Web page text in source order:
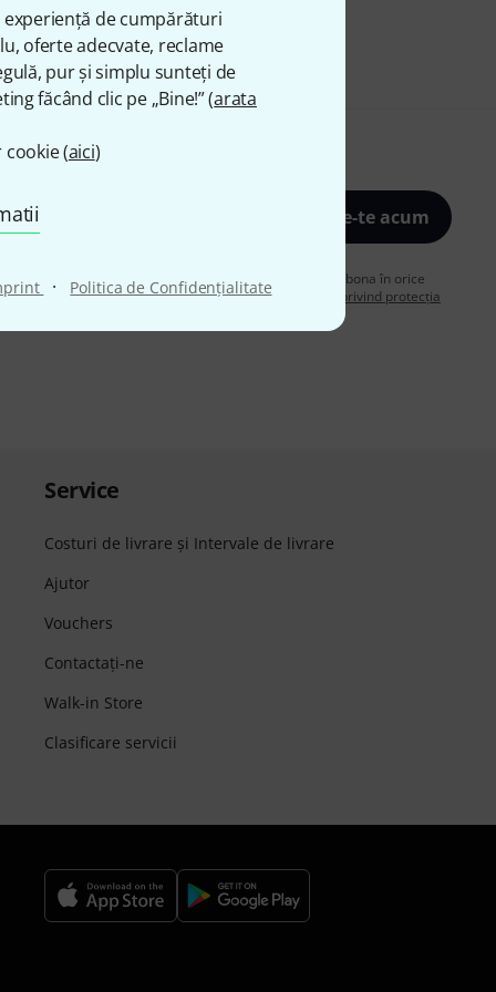
de cumpărături
oferte adecvate, reclame
pur și simplu sunteți de
făcând clic pe „Bine!” (arata
(aici)
· Politica de Confidenţialitate
Înscrie-te acum
de acord să primiți publicitate prin e-mail. Vă puteți dezabona în orice
despre buletinul informativ înregulamentul nostru privind protecția
Service
Costuri de livrare şi Intervale de livrare
Ajutor
Vouchers
Contactaţi-ne
Walk-in Store
Clasificare servicii